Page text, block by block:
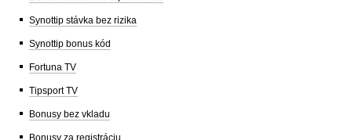
Synottip stávka bez rizika
Synottip bonus kód
Fortuna TV
Tipsport TV
Bonusy bez vkladu
Bonusy za registráciu